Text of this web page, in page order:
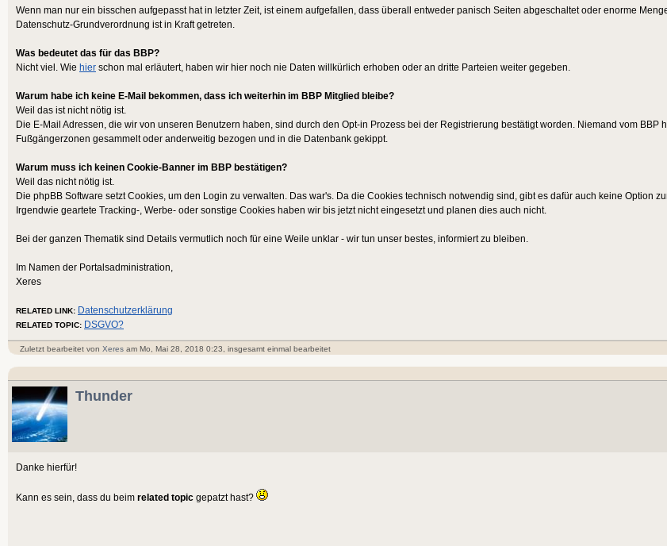
Wenn man nur ein bisschen aufgepasst hat in letzter Zeit, ist einem aufgefallen, dass überall entweder panisch Seiten abgeschaltet oder enorme
Datenschutz-Grundverordnung ist in Kraft getreten.
Was bedeutet das für das BBP?
Nicht viel. Wie hier schon mal erläutert, haben wir hier noch nie Daten willkürlich erhoben oder an dritte Parteien weiter gegeben.
Warum habe ich keine E-Mail bekommen, dass ich weiterhin im BBP Mitglied bleibe?
Weil das ist nicht nötig ist.
Die E-Mail Adressen, die wir von unseren Benutzern haben, sind durch den Opt-in Prozess bei der Registrierung bestätigt worden. Niemand vom BBP
Fußgängerzonen gesammelt oder anderweitig bezogen und in die Datenbank gekippt.
Warum muss ich keinen Cookie-Banner im BBP bestätigen?
Weil das nicht nötig ist.
Die phpBB Software setzt Cookies, um den Login zu verwalten. Das war's. Da die Cookies technisch notwendig sind, gibt es dafür auch keine Option
Irgendwie geartete Tracking-, Werbe- oder sonstige Cookies haben wir bis jetzt nicht eingesetzt und planen dies auch nicht.
Bei der ganzen Thematik sind Details vermutlich noch für eine Weile unklar - wir tun unser bestes, informiert zu bleiben.
Im Namen der Portalsadministration,
Xeres
RELATED LINK: Datenschutzerklärung
RELATED TOPIC: DSGVO?
Zuletzt bearbeitet von Xeresam Mo, Mai 28, 2018 0:23, insgesamt einmal bearbeitet
Thunder
Danke hierfür!
Kann es sein, dass du beim related topic gepatzt hast?